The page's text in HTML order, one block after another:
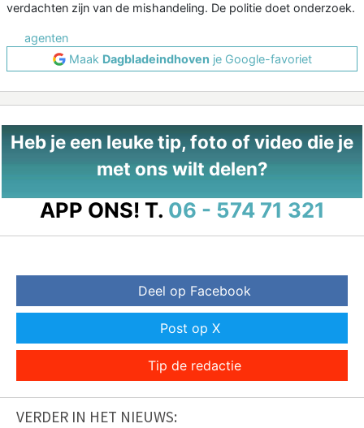
verdachten zijn van de mishandeling. De politie doet onderzoek.
agenten
Maak Dagbladeindhoven je Google-favoriet
Heb je een leuke tip, foto of video die je
met ons wilt delen?
APP ONS! T. 06 - 574 71 321
Deel op Facebook
Post op X
Tip de redactie
VERDER IN HET NIEUWS: